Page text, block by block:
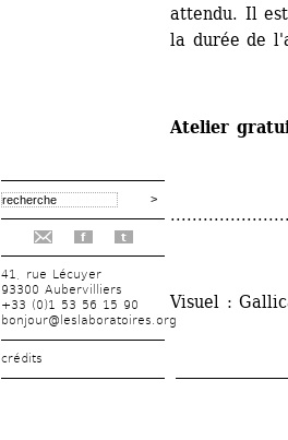
f t
41, rue Lécuyer
93300 Aubervilliers
+33 (0)1 53 56 15 90
bonjour@leslaboratoires.org
crédits
attendu. Il
la durée de
Atelier
Visuel :